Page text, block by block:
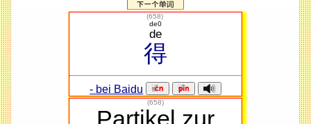
(658)
得
de
de0
- bei Baidu
(658)